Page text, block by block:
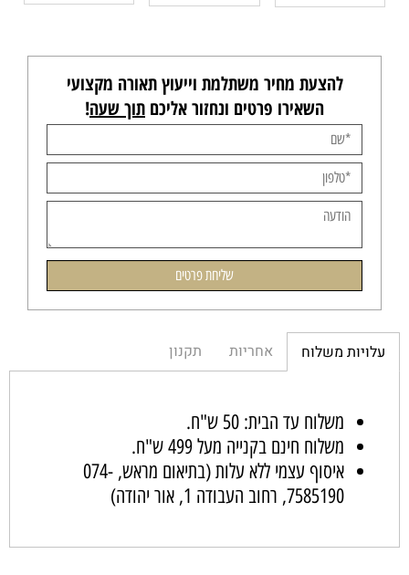
להצעת מחיר משתלמת וייעוץ תאורה מקצועי
השאירו פרטים ונחזור אליכם תוך שעה!
עלויות משלוח אחריות תקנון
משלוח עד הבית: 50 ש"ח.
משלוח חינם בקנייה מעל 499 ש"ח.
איסוף עצמי ללא עלות (בתיאום מראש, 074-
7585190, רחוב העבודה 1, אור יהודה)